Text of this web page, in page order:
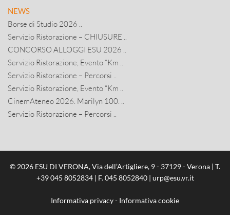
NEWS
Borse di Studio 2026 ..
Servizio Ristorazione – CHIUSURE ..
CONCORSO ALLOGGI ESU 2026 ..
Servizio Ristorazione, Evento “Km ..
Servizio Ristorazione – Percorsi ..
Servizio Ristorazione, Evento “Km ..
CinemAteneo 2026. Marilyn 100. ..
Servizio Ristorazione – Percorsi ..
© 2026 ESU DI VERONA, Via dell’Artigliere, 9 - 37129 - Verona | T.
+39 045 8052834| F. 045 8052840 | urp@esu.vr.it
Informativa privacy- Informativa cookie